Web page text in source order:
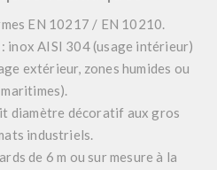
EN 10217 / EN 10210.
inox AISI 304 (usage intérieur)
extérieur, zones humides ou
maritimes).
diamètre décoratif aux gros
industriels.
de 6 m ou sur mesure à la